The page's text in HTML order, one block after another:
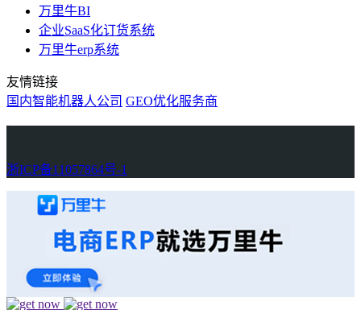
万里牛BI
企业SaaS化订货系统
万里牛erp系统
友情链接
国内智能机器人公司 GEO优化服务商
浙ICP备11057864号-1